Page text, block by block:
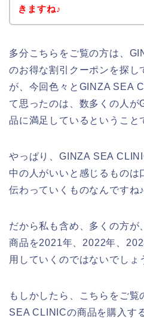
きますね♪
多分こちらをご覧の方は、
のお得な割引クーポンを探し
が、今回色々とGINZA SEA
て思ったのは、数多くの人
品に満足しているということ
やっぱり、GINZA SEA
中の人がいいと感じるものは
伝わっていくものなんですね♪
だから私も含め、多くの方
商品を2021年、2022年、
用していくのではないでしょ
もしかしたら、こちらをご
SEA CLINICの商品を購入す